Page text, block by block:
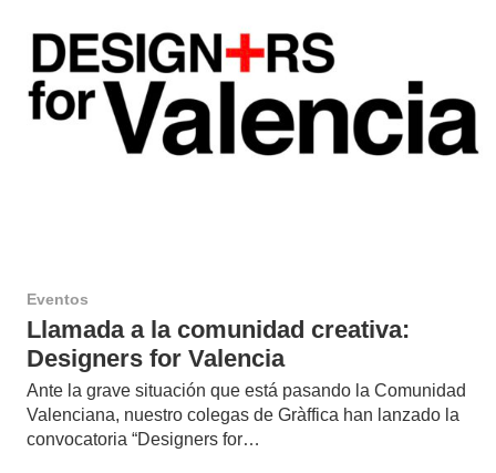
Eventos
Llamada a la comunidad creativa:
Designers for Valencia
Ante la grave situación que está pasando la Comunidad
Valenciana, nuestro colegas de Gràffica han lanzado la
convocatoria “Designers for…